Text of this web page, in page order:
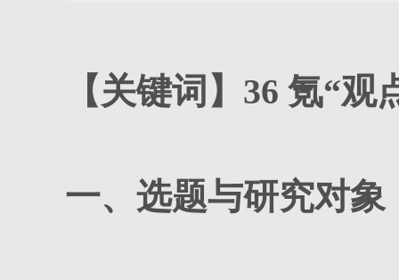
【关键词】36 氪“
一、选题与研究对象